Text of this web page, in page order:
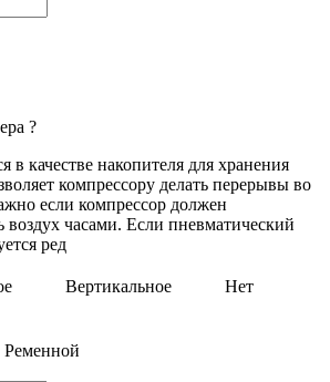
?
в качестве накопителя для хранения
компрессору делать перерывы во
если компрессор должен
часами. Если пневматический
ред
Вертикальное
Нет
Ременной